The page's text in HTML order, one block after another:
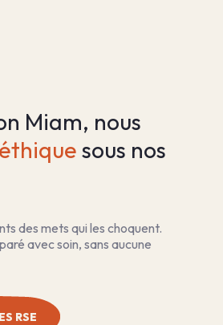
Miam, nous
éthique sous nos
des mets qui les choquent.
avec soin, sans aucune
RSE